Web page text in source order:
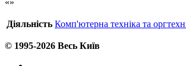
Діяльність Комп'ютерна техніка та
© 1995-2026 Весь Київ